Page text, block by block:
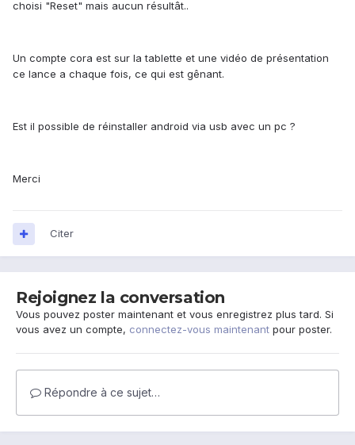
choisi "Reset" mais aucun résultât..
Un compte cora est sur la tablette et une vidéo de présentation
ce lance a chaque fois, ce qui est gênant.
Est il possible de réinstaller android via usb avec un pc ?
Merci
Citer
Rejoignez la conversation
Vous pouvez poster maintenant et vous enregistrez plus tard. Si
vous avez un compte, connectez-vous maintenant pour poster.
Répondre à ce sujet…